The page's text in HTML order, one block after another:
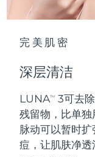
完美肌密
深层清洁
LUNATM
3可去
残留物，比单
脉动可以暂时
痘，让肌肤净透
波兰
葡萄牙
波多黎各
卡塔尔
留尼汪